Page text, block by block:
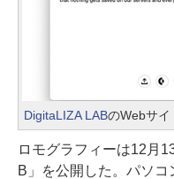
DigitaLIZA LABのWebサイ
ロモグラフィーは12月
B」を公開した。パソ